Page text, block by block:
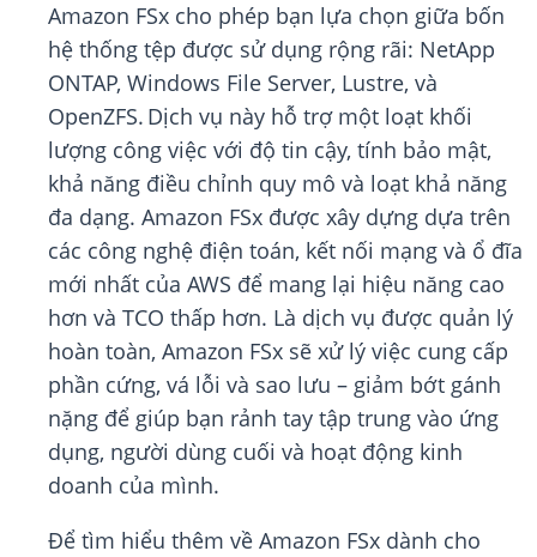
Amazon FSx cho phép bạn lựa chọn giữa bốn
hệ thống tệp được sử dụng rộng rãi: NetApp
ONTAP, Windows File Server, Lustre, và
OpenZFS. Dịch vụ này hỗ trợ một loạt khối
lượng công việc với độ tin cậy, tính bảo mật,
khả năng điều chỉnh quy mô và loạt khả năng
đa dạng. Amazon FSx được xây dựng dựa trên
các công nghệ điện toán, kết nối mạng và ổ đĩa
mới nhất của AWS để mang lại hiệu năng cao
hơn và TCO thấp hơn. Là dịch vụ được quản lý
hoàn toàn, Amazon FSx sẽ xử lý việc cung cấp
phần cứng, vá lỗi và sao lưu – giảm bớt gánh
nặng để giúp bạn rảnh tay tập trung vào ứng
dụng, người dùng cuối và hoạt động kinh
doanh của mình.
Để tìm hiểu thêm về Amazon FSx dành cho